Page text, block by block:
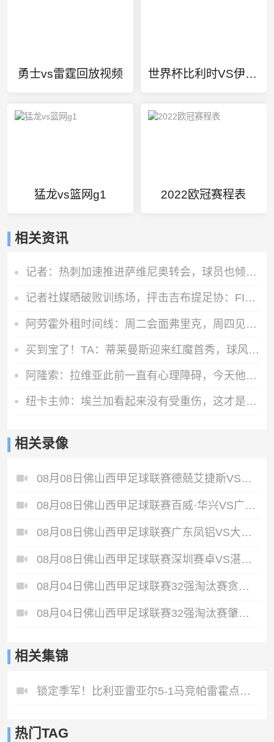
勇士vs雷霆回放视频 世界杯比利时VS伊朗直播
猛龙vs篮网g1 2022欧冠赛程表
相关资讯
记者：热刺加速推进萨维尼奥转会，球员也倾向于加盟
记者社媒晒破败训练场，抨击吉布提足协：FIFA的拨款去哪里了？
阿劳霍外租时间线：周二会面弗里克，周四见利物浦，周五晚间敲定
买到宝了！TA：蒂莱曼斯迎来红魔首秀，球风沉稳想必卡里克很满意
阿隆索：拉维亚此前一直有心理障碍，今天他很累但发自内心地开心
纽卡主帅：埃兰加看起来没有受重伤，这才是今晚最重要的
相关录像
08月08日佛山西甲足球联赛德兢艾捷斯VS白坭兴龙全场录像
08月08日佛山西甲足球联赛百威·华兴VS广州苏雅蔚雨堂全场录像
08月08日佛山西甲足球联赛广东凤铝VS大塘控股全场录像
08月08日佛山西甲足球联赛深圳赛卓VS湛江热点·粤标售电全场录像
08月04日佛山西甲足球联赛32强淘汰赛贪玩游戏VS美的薪火全场录像
08月04日佛山西甲足球联赛32强淘汰赛肇庆恒骏成VS三七互娱全场录像
相关集锦
锁定季军！比利亚雷亚尔5-1马竞帕雷霍点射佩雷斯两射一传
热门TAG